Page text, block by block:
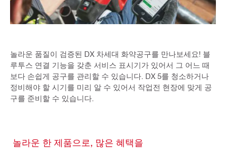
놀라운 품질이 검증된 DX 차세대 화약공구를 만나보세요! 블
루투스 연결 기능을 갖춘 서비스 표시기가 있어서 그 어느 때
보다 손쉽게 공구를 관리할 수 있습니다. DX 5를 청소하거나
정비해야 할 시기를 미리 알 수 있어서 작업전 현장에 맞게 공
구를 준비할 수 있습니다.
놀라운 한 제품으로, 많은 혜택을